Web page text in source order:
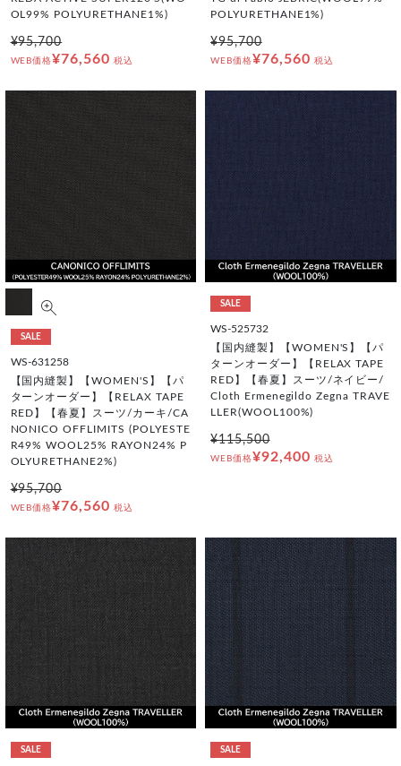
OL99% POLYURETHANE1%)
¥95,700
WEB価格¥76,560 税込
POLYURETHANE1%)
¥95,700
WEB価格¥76,560 税込
SALE
WS-631258
【国内縫製】【WOMEN'S】【パ
ターンオーダー】【RELAX TAPE
RED】【春夏】スーツ/カーキ/CA
NONICO OFFLIMITS (POLYESTE
R49% WOOL25% RAYON24% P
OLYURETHANE2%)
¥95,700
WEB価格¥76,560 税込
SALE
WS-525732
【国内縫製】【WOMEN'S】【パ
ターンオーダー】【RELAX TAPE
RED】【春夏】スーツ/ネイビー/
Cloth Ermenegildo Zegna TRAVE
LLER(WOOL100%)
¥115,500
WEB価格¥92,400 税込
SALE SALE